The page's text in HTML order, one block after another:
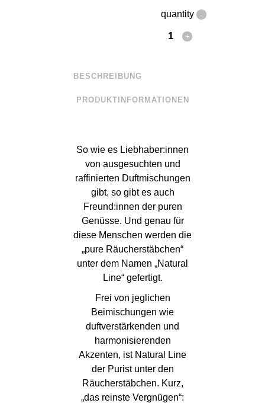
quantity
BESCHREIBUNG
PRODUKTINFORMATIONEN
So wie es Liebhaber:innen
von ausgesuchten und
raffinierten Duftmischungen
gibt, so gibt es auch
Freund:innen der puren
Genüsse. Und genau für
diese Menschen werden die
„pure Räucherstäbchen“
unter dem Namen „Natural
Line“ gefertigt.
Frei von jeglichen
Beimischungen wie
duftverstärkenden und
harmonisierenden
Akzenten, ist Natural Line
der Purist unter den
Räucherstäbchen. Kurz,
„das reinste Vergnügen“: